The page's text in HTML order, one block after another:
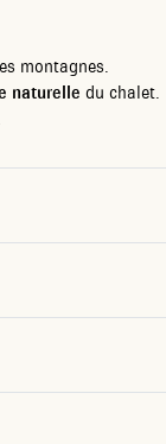
montagnes.
naturelle du chalet.